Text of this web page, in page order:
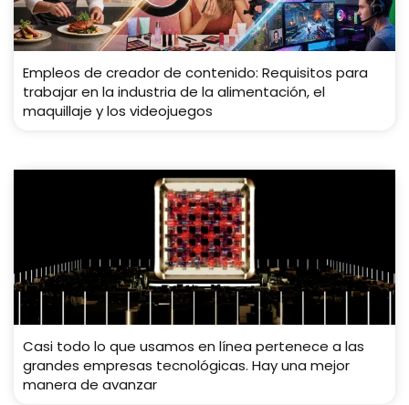
Empleos de creador de contenido: Requisitos para
trabajar en la industria de la alimentación, el
maquillaje y los videojuegos
Casi todo lo que usamos en línea pertenece a las
grandes empresas tecnológicas. Hay una mejor
manera de avanzar